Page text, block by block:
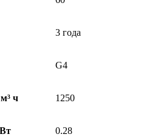
3 года
G4
ч 1250
0.28